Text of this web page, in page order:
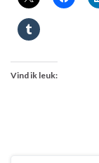
Vind ik leuk: